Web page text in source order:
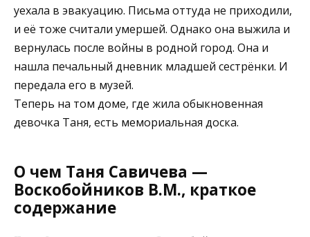
уехала в эвакуацию. Письма оттуда не приходили,
и её тоже считали умершей. Однако она выжила и
вернулась после войны в родной город. Она и
нашла печальный дневник младшей сестрёнки. И
передала его в музей.
Теперь на том доме, где жила обыкновенная
девочка Таня, есть мемориальная доска.
О чем Таня Савичева —
Воскобойников В.М., краткое
содержание